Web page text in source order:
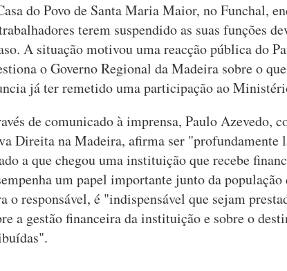
do Povo de Santa Maria Maior, no Funchal,
terem suspendido as suas funções
A situação motivou uma reacção pública do
o Governo Regional da Madeira sobre o
já ter remetido uma participação ao
de comunicado à imprensa, Paulo Azevedo,
Direita na Madeira, afirma ser "profundamente
a que chegou uma instituição que recebe
um papel importante junto da
o responsável, é "indispensável que sejam
a gestão financeira da instituição e sobre o